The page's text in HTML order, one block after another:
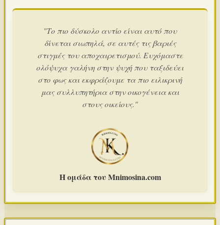
"Το πιο δύσκολο αντίο είναι αυτό που
δίνεται σιωπηλά, σε αυτές τις βαριές
στιγμές του αποχαιρετισμού. Ευχόμαστε
ολόψυχα γαλήνη στην ψυχή που ταξιδεύει
στο φως και εκφράζουμε τα πιο ειλικρινή
μας συλλυπητήρια στην οικογένεια και
στους οικείους."
Η ομάδα του Mnimosina.com